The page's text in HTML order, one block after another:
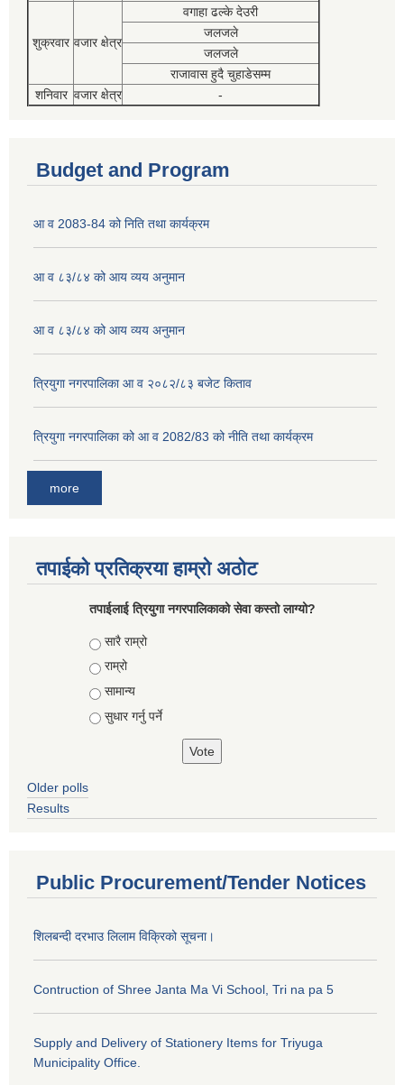
शुक्रवार वजार क्षेत्र
वगाहा ढल्के देउरी
जलजले
जलजले
राजावास हुदै चुहाडेसम्म
शनिवार वजार क्षेत्र -
Budget and Program
आ व 2083-84 को निति तथा कार्यक्रम
आ व ८३/८४ को आय व्यय अनुमान
आ व ८३/८४ को आय व्यय अनुमान
त्रियुगा नगरपालिका आ व २०८२/८३ बजेट किताव
त्रियुगा नगरपालिका को आ व 2082/83 को नीति तथा कार्यक्रम
more
तपाईको प्रतिक्रया हाम्रो अठोट
तपाईलाई त्रियुगा नगरपालिकाको सेवा कस्तो लाग्यो?
Choices
सारै राम्रो
राम्रो
सामान्य
सुधार गर्नु पर्ने
Older polls
Results
Public Procurement/Tender Notices
शिलबन्दी दरभाउ लिलाम विक्रिको सूचना।
Contruction of Shree Janta Ma Vi School, Tri na pa 5
Supply and Delivery of Stationery Items for Triyuga
Municipality Office.